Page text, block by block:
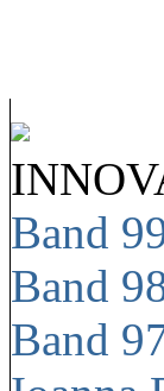
Band
Band
Band